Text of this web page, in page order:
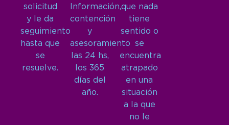
solicitud
y le da
seguimiento
hasta que
se
resuelve.
Información,
contención
y
asesoramiento
las 24 hs,
los 365
días del
año.
que nada
tiene
sentido o
se
encuentra
atrapado
en una
situación
a la que
no le